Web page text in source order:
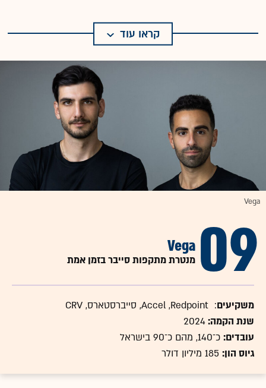
קראו עוד
Vega
09
Vega
מנטרת מתקפות סייבר בזמן אמת
משקיעים: Accel ,Redpoint, סייברסטארס, CRV
שנת הקמה: 2024
עובדים: כ־140, מהם כ־90 בישראל
גיוס הון: 185 מיליון דולר